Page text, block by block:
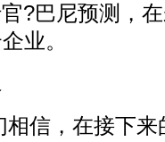
?巴尼预测，
业。
信，在接下来